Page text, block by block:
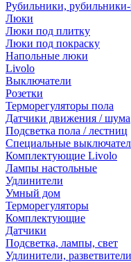
Рубильники,
Люки
Люки под плитку
Люки под покраску
Напольные люки
Livolo
Выключатели
Розетки
Терморегуляторы пола
Датчики движения / шума
Подсветка пола / лестниц
Специальные
Комплектующие Livolo
Лампы настольные
Удлинители
Умный дом
Терморегуляторы
Комплектующие
Датчики
Подсветка, лампы, свет
Удлинители,